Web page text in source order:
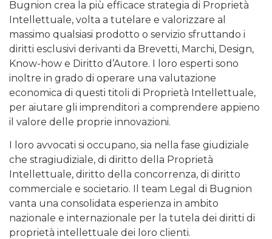
Bugnion crea la più efficace strategia di Proprietà
Intellettuale, volta a tutelare e valorizzare al
massimo qualsiasi prodotto o servizio sfruttando i
diritti esclusivi derivanti da Brevetti, Marchi, Design,
Know-how e Diritto d’Autore. I loro esperti sono
inoltre in grado di operare una valutazione
economica di questi titoli di Proprietà Intellettuale,
per aiutare gli imprenditori a comprendere appieno
il valore delle proprie innovazioni.
I loro avvocati si occupano, sia nella fase giudiziale
che stragiudiziale, di diritto della Proprietà
Intellettuale, diritto della concorrenza, di diritto
commerciale e societario. Il team Legal di Bugnion
vanta una consolidata esperienza in ambito
nazionale e internazionale per la tutela dei diritti di
proprietà intellettuale dei loro clienti.